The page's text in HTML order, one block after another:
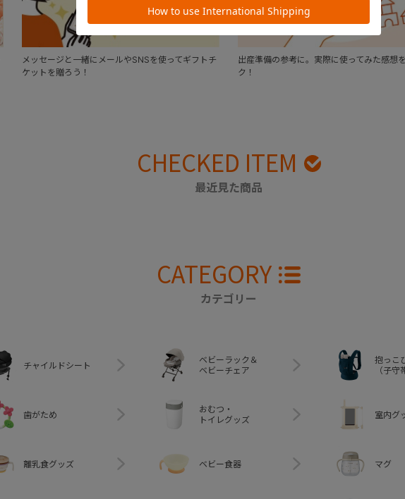
メッセージと一緒にメールやSNSを使ってギフトチ
ケットを贈ろう！
出産準備の参考に。実際に使ってみた感想
ク！
CHECKED ITEM
最近見た商品
CATEGORY
カテゴリー
チャイルドシート
ベビーラック＆
ベビーチェア
抱っこ
（子守
歯がため
おむつ・
トイレグッズ
室内グ
離乳食グッズ ベビー食器 マグ